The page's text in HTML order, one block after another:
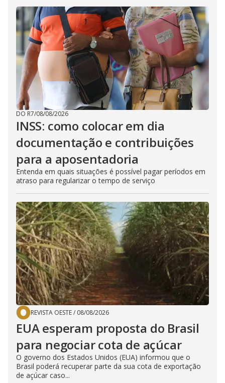
DO R7/08/08/2026
INSS: como colocar em dia
documentação e contribuições
para a aposentadoria
Entenda em quais situações é possível pagar períodos em
atraso para regularizar o tempo de serviço
REVISTA OESTE/ 08/08/2026
EUA esperam proposta do Brasil
para negociar cota de açúcar
O governo dos Estados Unidos (EUA) informou que o
Brasil poderá recuperar parte da sua cota de exportação
de açúcar caso...